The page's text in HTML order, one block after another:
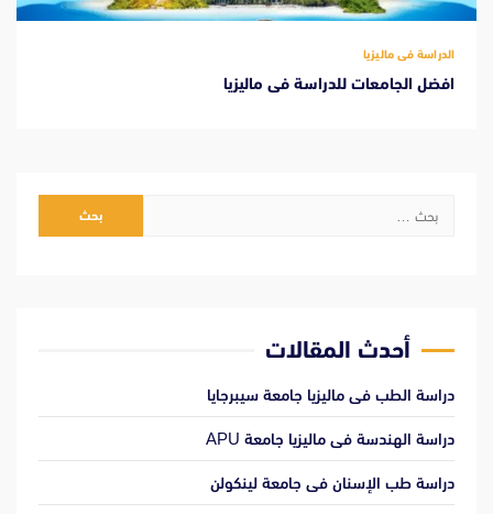
الدراسة فى ماليزيا
افضل الجامعات للدراسة فى ماليزيا
البحث
أحدث المقالات
دراسة الطب فى ماليزيا جامعة سيبرجايا
دراسة الهندسة فى ماليزيا جامعة APU
دراسة طب الإسنان فى جامعة لينكولن